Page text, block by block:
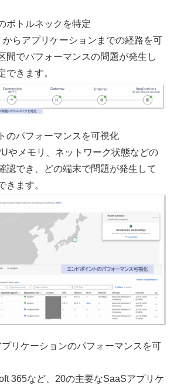
ボトルネックを特定
らアプリケーションまでの経路を可
間でパフォーマンスの問題が発生し
できます。
のパフォーマンスを可視化
やメモリ、ネットワーク状態などの
認でき、どの端末で問題が発生して
きます。
リケーションのパフォーマンスを可
365など、20の主要なSaaSアプリケ